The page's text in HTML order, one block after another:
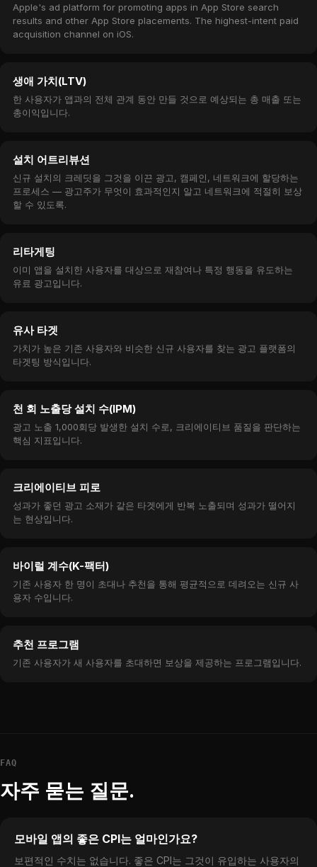
Apple's ad platform for promoting apps in App Store search
results and other App Store placements. The highest-intent paid
acquisition channel on iOS.
생애 가치(LTV)
한 사용자가 앱과의 전체 관계 동안 만들 것으로 예상되는 총 매출 또는
총이익입니다.
설치 어트리뷰션
신규 설치의 크레딧을 그것을 이끈 광고, 캠페인, 네트워크에 할당하는
프로세스 — 광고주가 무엇이 효과적인지 알고 네트워크에 적절히 보상
할 수 있도록.
리타게팅
이미 앱을 설치한 사용자를 대상으로 재참여나 특정 행동을 유도하는
유료 광고입니다.
유사 타겟
가치가 높은 기존 사용자와 비슷한 신규 사용자를 찾는 광고 플랫폼의
타겟팅 방식입니다.
천 회 노출당 설치 수(IPM)
광고 노출 1,000회당 발생한 설치 수로, 크리에이티브 품질을 판단하는
핵심 지표입니다.
크리에이티브 피로
성과가 좋던 광고 소재가 같은 타겟에게 반복 노출되며 성과가 떨어지
는 현상입니다.
바이럴 계수(K-팩터)
기존 사용자 한 명이 초대나 추천을 통해 평균적으로 데려오는 신규 사
용자 수입니다.
추천 프로그램
기존 사용자가 새 사용자를 초대하면 보상을 제공하는 프로그램입니다.
FAQ
자주 묻는 질문.
모바일 앱의 좋은 CPI는 얼마인가요?
보편적인 수치는 없습니다. 좋은 CPI는 그것이 유입하는 사용자의